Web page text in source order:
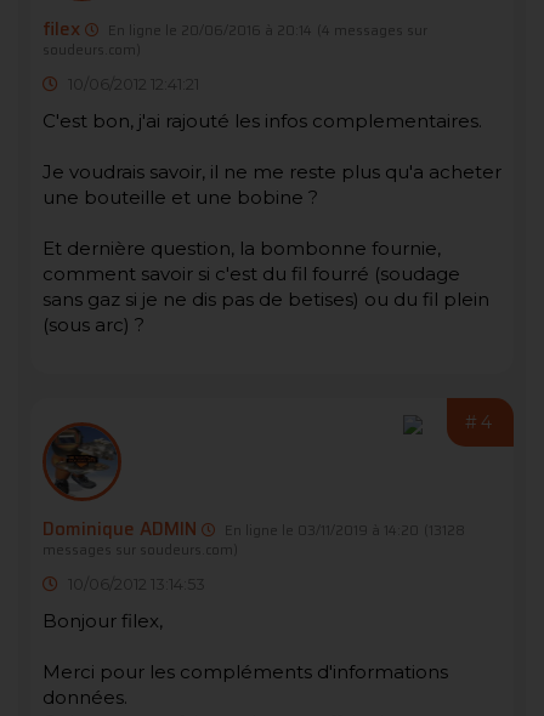
filex En ligne le 20/06/2016 à 20:14
(4 messages sur
soudeurs.com)
10/06/2012 12:41:21
C'est bon, j'ai rajouté les infos complementaires.
Je voudrais savoir, il ne me reste plus qu'a acheter
une bouteille et une bobine ?
Et dernière question, la bombonne fournie,
comment savoir si c'est du fil fourré (soudage
sans gaz si je ne dis pas de betises) ou du fil plein
(sous arc) ?
#4
Dominique ADMIN En ligne le 03/11/2019 à 14:20
(13128
messages sur soudeurs.com)
10/06/2012 13:14:53
Bonjour filex,
Merci pour les compléments d'informations
données.